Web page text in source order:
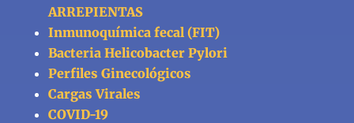
ARREPIENTAS
Inmunoquímica fecal (FIT)
Bacteria Helicobacter Pylori
Perfiles Ginecológicos
Cargas Virales
COVID-19